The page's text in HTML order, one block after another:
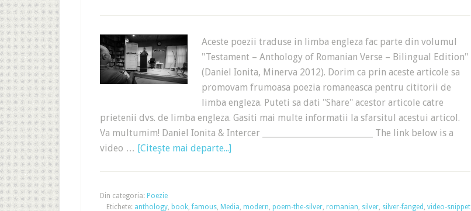
Aceste poezii traduse in limba engleza fac parte din volumul
"Testament – Anthology of Romanian Verse – Bilingual Edition"
(Daniel Ionita, Minerva 2012). Dorim ca prin aceste articole sa
promovam frumoasa poezia romaneasca pentru cititorii de
limba engleza. Puteti sa dati "Share" acestor articole catre
prietenii dvs. de limba engleza. Gasiti mai multe informatii la sfarsitul acestui articol.
Va multumim! Daniel Ionita & Intercer ___________________________ The link below is a
video … [Citeşte mai departe...]
Din categoria: Poezie
Etichete: anthology, book,famous, Media, modern, poem-the-silver, romanian, silver, silver-fanged , video-snippet